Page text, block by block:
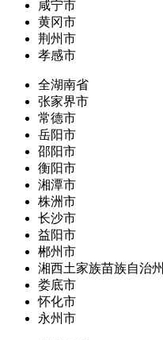
咸宁市
黄冈市
荆州市
孝感市
全湖南省
张家界市
常德市
岳阳市
邵阳市
衡阳市
湘潭市
株洲市
长沙市
益阳市
郴州市
湘西土家族苗族自治州
娄底市
怀化市
永州市